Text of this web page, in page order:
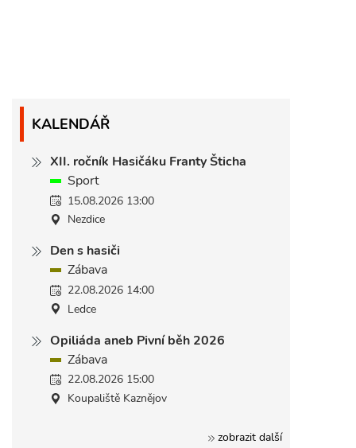
KALENDÁŘ
XII. ročník Hasičáku Franty Šticha
Sport
15.08.2026 13:00
Nezdice
Den s hasiči
Zábava
22.08.2026 14:00
Ledce
Opiliáda aneb Pivní běh 2026
Zábava
22.08.2026 15:00
Koupaliště Kaznějov
zobrazit další